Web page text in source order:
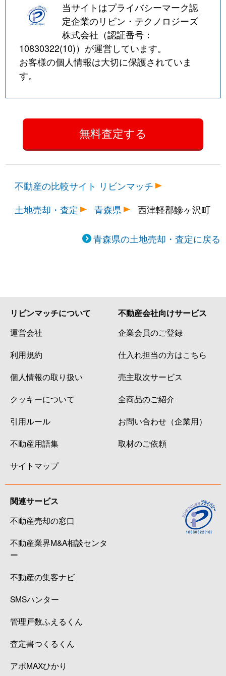
当サイトはプライバシーマーク認
定企業のリビン・テクノロジーズ
株式会社（認証番号：
10830322(10)）が運営しています。
お客様の個人情報は大切に保護されていま
す。
不動産の比較サイト リビンマッチ
土地売却・査定
青森県 西津軽郡鰺ヶ沢町
青森県の土地売却・査定に戻る
リビンマッチについて
運営会社
利用規約
個人情報の取り扱い
クッキーについて
引用ルール
不動産用語集
サイトマップ
不動産会社向けサービス
企業会員のご登録
仕入れ担当の方はこちら
売主取次サービス
全商品のご紹介
お問い合わせ（企業用）
取材のご依頼
関連サービス
不動産売却の窓口
不動産業界M&A相談センタ
ー
不動産の集客ナビ
SMSハンター
管理戸数ふえるくん
査定書つくるくん
アポMAXひかり